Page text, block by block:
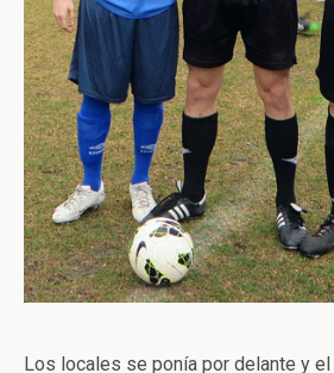
Los locales se ponía por delante y